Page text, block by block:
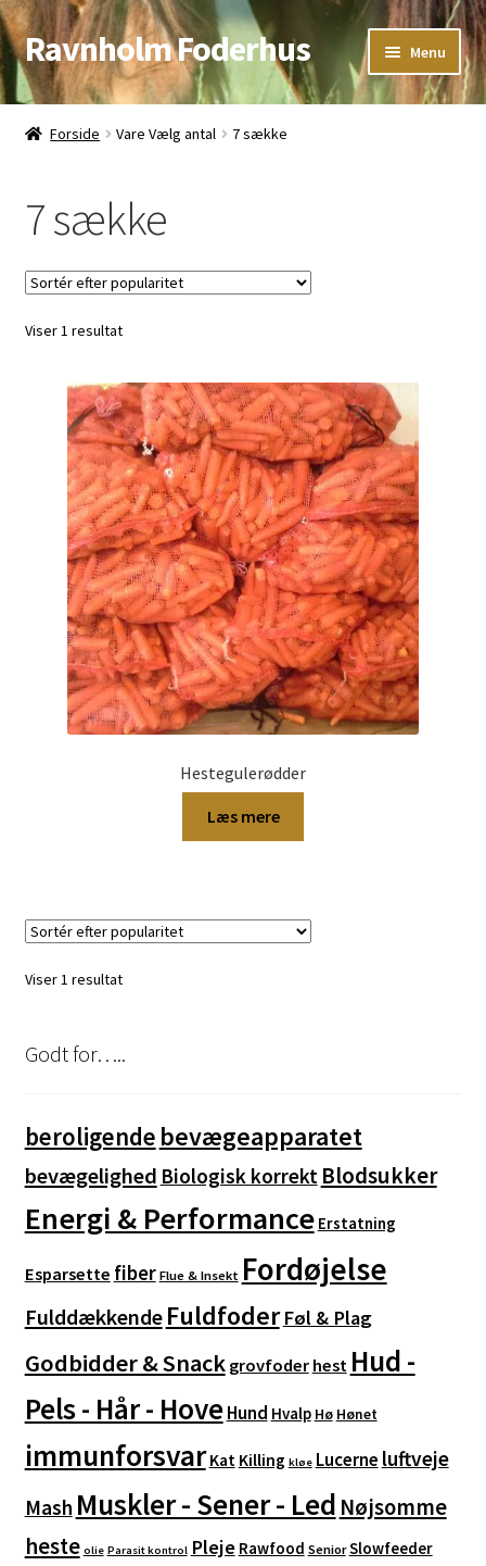
Spring
til
navigation
Spring
til
indhold
Ravnholm Foderhus Menu
Åbningstider
Forside Vare Vælg antal 7 sække
7 sække
Viser 1 resultat
Hestegulerødder
Læs mere
Viser 1 resultat
Godt for…..
beroligende bevægeapparatet
bevægelighed Biologisk korrekt Blodsukker
Energi & Performance Erstatning
Esparsette fiber Flue & Insekt Fordøjelse
Fulddækkende Fuldfoder Føl & Plag
Godbidder & Snack grovfoder hest Hud -
Pels - Hår - HoveHund Hvalp Hø Hønet
immunforsvar Kat Killing kløe Lucerne luftveje
Mash Muskler - Sener - Led Nøjsomme
heste olie Parasit kontrol Pleje Rawfood Senior Slowfeeder